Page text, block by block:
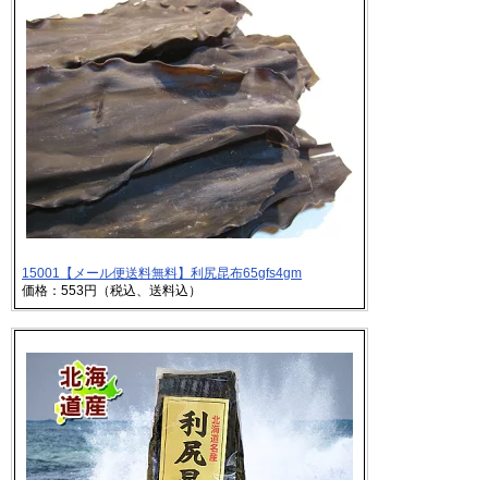
15001【メール便送料無料】利尻昆布65gfs4gm
価格：553円（税込、送料込）